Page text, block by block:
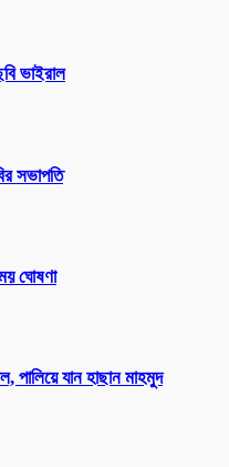
ভাইরাল
সভাপতি
ঘোষণা
পালিয়ে যান হাছান মাহমুদ